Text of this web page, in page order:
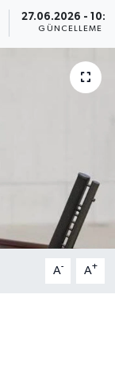
27.06.2026 -
GÜNCELLEME
A- A+